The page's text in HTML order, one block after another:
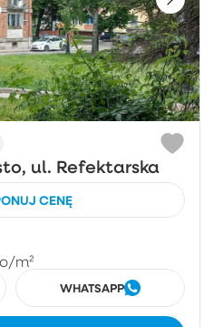
ul. Refektarska
CENĘ
/m²
WHATSAPP